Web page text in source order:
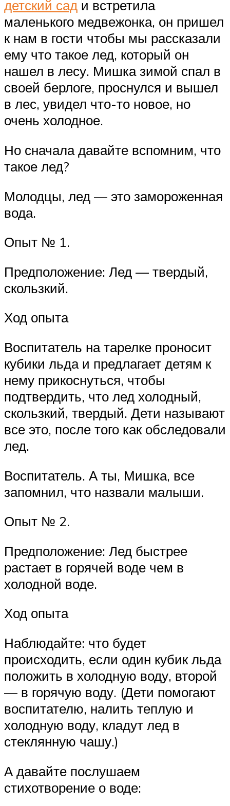
детский сад и встретила
маленького медвежонка, он пришел
к нам в гости чтобы мы рассказали
ему что такое лед, который он
нашел в лесу. Мишка зимой спал в
своей берлоге, проснулся и вышел
в лес, увидел что-то новое, но
очень холодное.
Но сначала давайте вспомним, что
такое лед?
Молодцы, лед — это замороженная
вода.
Опыт № 1.
Предположение: Лед — твердый,
скользкий.
Ход опыта
Воспитатель на тарелке проносит
кубики льда и предлагает детям к
нему прикоснуться, чтобы
подтвердить, что лед холодный,
скользкий, твердый. Дети называют
все это, после того как обследовали
лед.
Воспитатель. А ты, Мишка, все
запомнил, что назвали малыши.
Опыт № 2.
Предположение: Лед быстрее
растает в горячей воде чем в
холодной воде.
Ход опыта
Наблюдайте: что будет
происходить, если один кубик льда
положить в холодную воду, второй
— в горячую воду. (Дети помогают
воспитателю, налить теплую и
холодную воду, кладут лед в
стеклянную чашу.)
А давайте послушаем
стихотворение о воде: